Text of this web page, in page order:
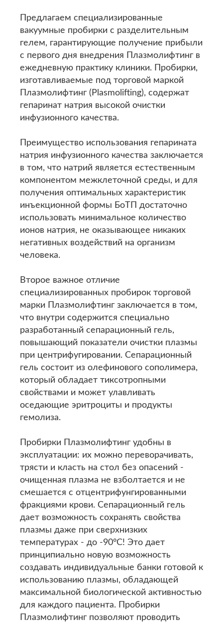
Предлагаем специализированные
вакуумные пробирки с разделительным
гелем, гарантирующие получение прибыли
с первого дня внедрения Плазмолифтинг в
ежедневную практику клиники. Пробирки,
изготавливаемые под торговой маркой
Плазмолифтинг (Plasmоlifting), содержат
гепаринат натрия высокой очистки
инфузионного качества.
Преимущество использования гепарината
натрия инфузионного качества заключается
в том, что натрий является естественным
компонентом межклеточной среды, и для
получения оптимальных характеристик
инъекционной формы БоТП достаточно
использовать минимальное количество
ионов натрия, не оказывающее никаких
негативных воздействий на организм
человека.
Второе важное отличие
специализированных пробирок торговой
марки Плазмолифтинг заключается в том,
что внутри содержится специально
разработанный сепарационный гель,
повышающий показатели очистки плазмы
при центрифугировании. Сепарационный
гель состоит из олефинового сополимера,
который обладает тиксотропными
свойствами и может улавливать
оседающие эритроциты и продукты
гемолиза.
Пробирки Плазмолифтинг удобны в
эксплуатации: их можно переворачивать,
трясти и класть на стол без опасений -
очищенная плазма не взболтается и не
смешается с отцентрифунгированными
фракциями крови. Сепарационный гель
дает возможность сохранять свойства
плазмы даже при сверхнизких
температурах - до -90°С! Это дает
принципиально новую возможность
создавать индивидуальные банки готовой к
использованию плазмы, обладающей
максимальной биологической активностью
для каждого пациента. Пробирки
Плазмолифтинг позволяют проводить